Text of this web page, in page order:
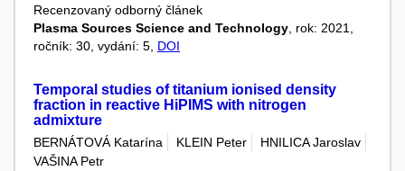
Recenzovaný odborný článek
Plasma Sources Science and Technology , rok: 2021,
ročník: 30, vydání: 5, DOI
Temporal studies of titanium ionised density
fraction in reactive HiPIMS with nitrogen
admixture
BERNÁTOVÁ Katarína KLEIN Peter
HNILICA Jaroslav
VAŠINA Petr